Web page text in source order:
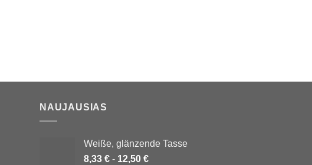
NAUJAUSIAS
Weiße, glänzende Tasse
8,33 € - 12,50 €